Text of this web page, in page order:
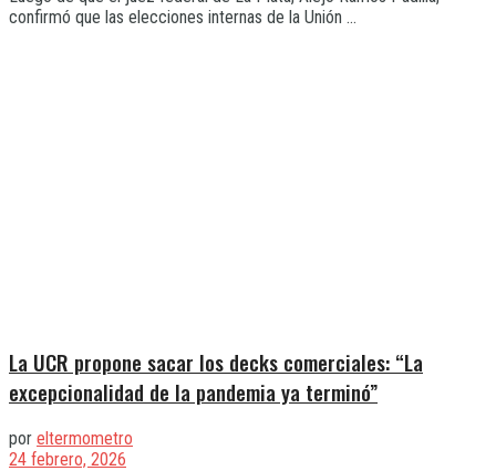
confirmó que las elecciones internas de la Unión ...
La UCR propone sacar los decks comerciales: “La
excepcionalidad de la pandemia ya terminó”
por eltermometro
24 febrero, 2026